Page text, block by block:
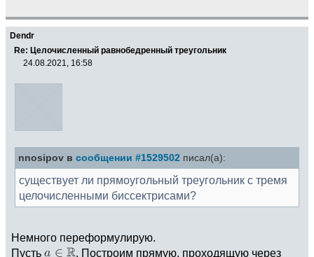
Dendr
Re: Целочисленный равнобедренный треугольник
24.08.2021, 16:58
nnosipov в сообщении #1529502 писал(а):
существует ли прямоугольный треугольник с тремя
целочисленными биссектрисами?
Немного переформулирую.
Пусть
. Построим прямую, проходящую через